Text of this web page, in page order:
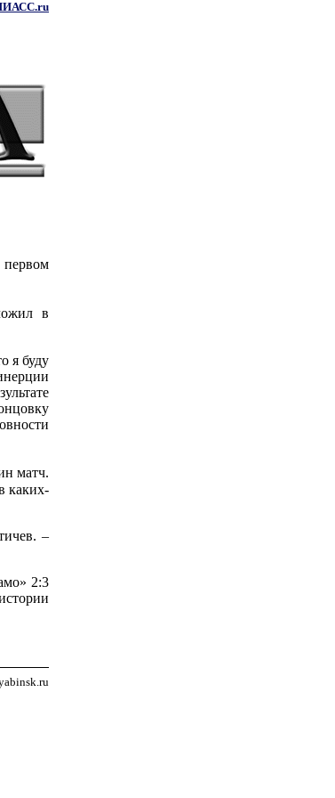
первом
в
я буду
матч.
каких-
–
2:3